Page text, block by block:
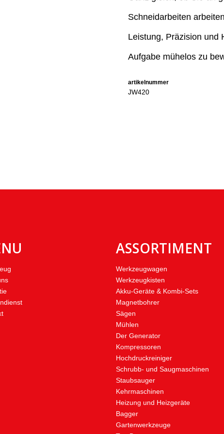
Schneidarbeiten
Leistung, Präzision und
Aufgabe mühelos zu
artikelnummer
JW420
ASSORTIMENT
Werkzeugwagen
Werkzeugkisten
Akku-Geräte & Kombi-Sets
Magnetbohrer
Sägen
Mühlen
Der Generator
Kompressoren
Hochdruckreiniger
Schrubb- und Saugmaschinen
Staubsauger
Kehrmaschinen
Heizung und Heizgeräte
Bagger
Gartenwerkzeuge